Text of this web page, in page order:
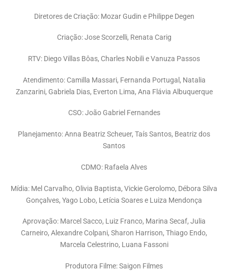
Diretores de Criação: Mozar Gudin e Philippe Degen
Criação: Jose Scorzelli, Renata Carig
RTV: Diego Villas Bôas, Charles Nobili e Vanuza Passos
Atendimento: Camilla Massari, Fernanda Portugal, Natalia
Zanzarini, Gabriela Dias, Everton Lima, Ana Flávia Albuquerque
CSO: João Gabriel Fernandes
Planejamento: Anna Beatriz Scheuer, Taís Santos, Beatriz dos
Santos
CDMO: Rafaela Alves
Mídia: Mel Carvalho, Olivia Baptista, Vickie Gerolomo, Débora Silva
Gonçalves, Yago Lobo, Letícia Soares e Luiza Mendonça
Aprovação: Marcel Sacco, Luiz Franco, Marina Secaf, Julia
Carneiro, Alexandre Colpani, Sharon Harrison, Thiago Endo,
Marcela Celestrino, Luana Fassoni
Produtora Filme: Saigon Filmes